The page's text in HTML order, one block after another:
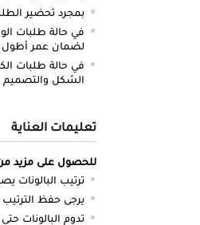
بمجرد تحضير
في حالة طلبات
لضمان عمر أطول
في حالة طلبات
الشكل والتصميم
تعليمات العناية
للحصول على مزيد
ترتيب البالونات
يرجى حفظ الترتيب
تدوم البالونات حتى 8 ساعات حسب